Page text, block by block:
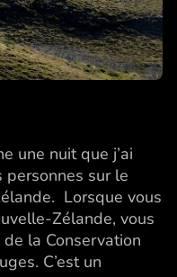
une nuit que j’ai
personnes sur le
Lorsque vous
Zélande, vous
la Conservation
C’est un